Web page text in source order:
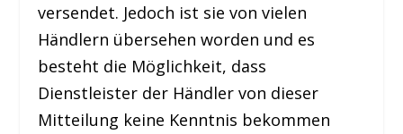
versendet. Jedoch ist sie von vielen
Händlern übersehen worden und es
besteht die Möglichkeit, dass
Dienstleister der Händler von dieser
Mitteilung keine Kenntnis bekommen